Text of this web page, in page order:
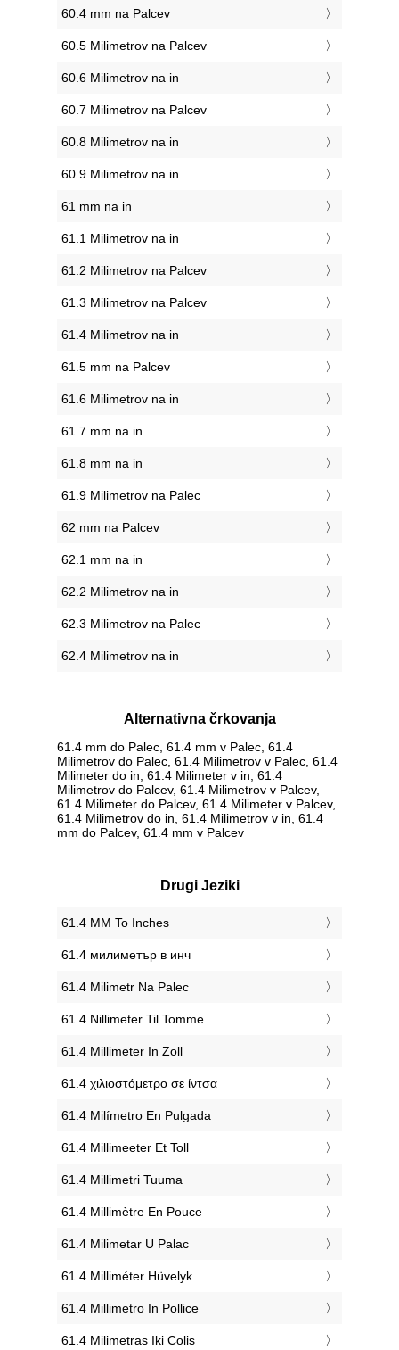
60.4 mm na Palcev
60.5 Milimetrov na Palcev
60.6 Milimetrov na in
60.7 Milimetrov na Palcev
60.8 Milimetrov na in
60.9 Milimetrov na in
61 mm na in
61.1 Milimetrov na in
61.2 Milimetrov na Palcev
61.3 Milimetrov na Palcev
61.4 Milimetrov na in
61.5 mm na Palcev
61.6 Milimetrov na in
61.7 mm na in
61.8 mm na in
61.9 Milimetrov na Palec
62 mm na Palcev
62.1 mm na in
62.2 Milimetrov na in
62.3 Milimetrov na Palec
62.4 Milimetrov na in
Alternativna črkovanja
61.4 mm do Palec, 61.4 mm v Palec, 61.4
Milimetrov do Palec, 61.4 Milimetrov v Palec, 61.4
Milimeter do in, 61.4 Milimeter v in, 61.4
Milimetrov do Palcev, 61.4 Milimetrov v Palcev,
61.4 Milimeter do Palcev, 61.4 Milimeter v Palcev,
61.4 Milimetrov do in, 61.4 Milimetrov v in, 61.4
mm do Palcev, 61.4 mm v Palcev
Drugi Jeziki
‎61.4 MM To Inches
‎61.4 милиметър в инч
‎61.4 Milimetr Na Palec
‎61.4 Nillimeter Til Tomme
‎61.4 Millimeter In Zoll
‎61.4 χιλιοστόμετρο σε ίντσα
‎61.4 Milímetro En Pulgada
‎61.4 Millimeeter Et Toll
‎61.4 Millimetri Tuuma
‎61.4 Millimètre En Pouce
‎61.4 Milimetar U Palac
‎61.4 Milliméter Hüvelyk
‎61.4 Millimetro In Pollice
‎61.4 Milimetras Iki Colis